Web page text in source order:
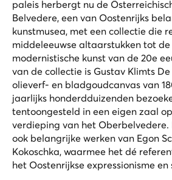
paleis herbergt nu de
Belvedere, een van Oostenrijks
kunstmusea, met een collectie die
middeleeuwse altaarstukken tot de
modernistische kunst van de 20e
van de collectie is Gustav Klimts De
olieverf- en bladgoudcanvas van
jaarlijks honderdduizenden
tentoongesteld in een eigen zaal
verdieping van het
ook belangrijke werken van Egon
Kokoschka, waarmee het dé
het Oostenrijkse expressionisme en